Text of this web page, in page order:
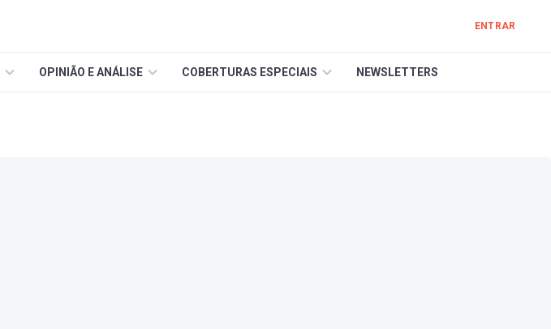
ENTRAR
OPINIÃO E ANÁLISE COBERTURAS ESPECIAIS NEWSLETTERS